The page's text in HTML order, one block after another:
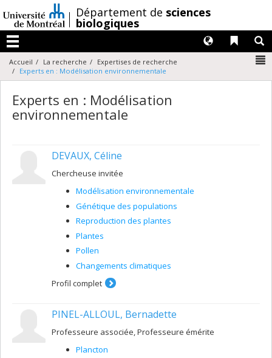
au
contenu
/Département de sciences
biologiques
Menu
Liens
Langues
Accueil La recherche
Expertises de recherche
Experts en : Modélisation environnementale
Experts en : Modélisation
environnementale
DEVAUX, Céline
Chercheuse invitée
Modélisation environnementale
Génétique des populations
Reproduction des plantes
Plantes
Pollen
Changements climatiques
Profil complet
PINEL-ALLOUL, Bernadette
Professeure associée, Professeure émérite
Plancton